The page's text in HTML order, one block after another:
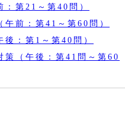
：第21～第40問）
前：第41～第60問）
：第1～第40問）
策（午後：第41問～第60